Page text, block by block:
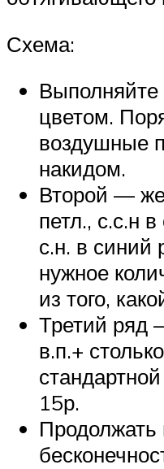
Схема:
цветом.
воздушные
накидом.
Второй —
петл., с.с.н
с.н. в синий
нужное
из того,
Третий ряд
в.п.+
15р.
Продолжать